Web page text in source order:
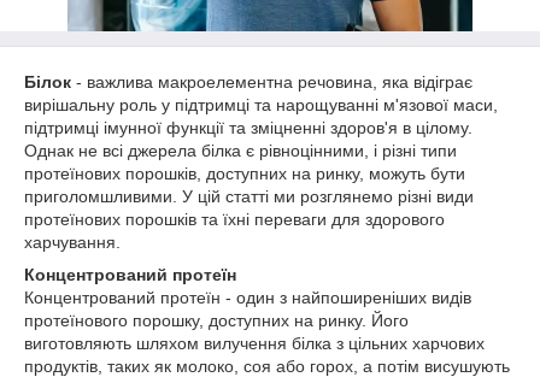
Білок - важлива макроелементна речовина, яка відіграє
вирішальну роль у підтримці та нарощуванні м'язової маси,
підтримці імунної функції та зміцненні здоров'я в цілому.
Однак не всі джерела білка є рівноцінними, і різні типи
протеїнових порошків, доступних на ринку, можуть бути
приголомшливими. У цій статті ми розглянемо різні види
протеїнових порошків та їхні переваги для здорового
харчування.
Концентрований протеїн
Концентрований протеїн - один з найпоширеніших видів
протеїнового порошку, доступних на ринку. Його
виготовляють шляхом вилучення білка з цільних харчових
продуктів, таких як молоко, соя або горох, а потім висушують